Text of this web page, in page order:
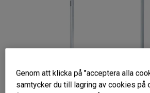
Genom att klicka på "acceptera alla
samtycker du till lagring av cookies på